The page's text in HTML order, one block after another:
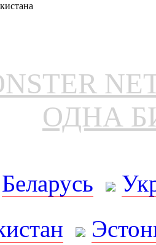
ОДНА
Беларусь